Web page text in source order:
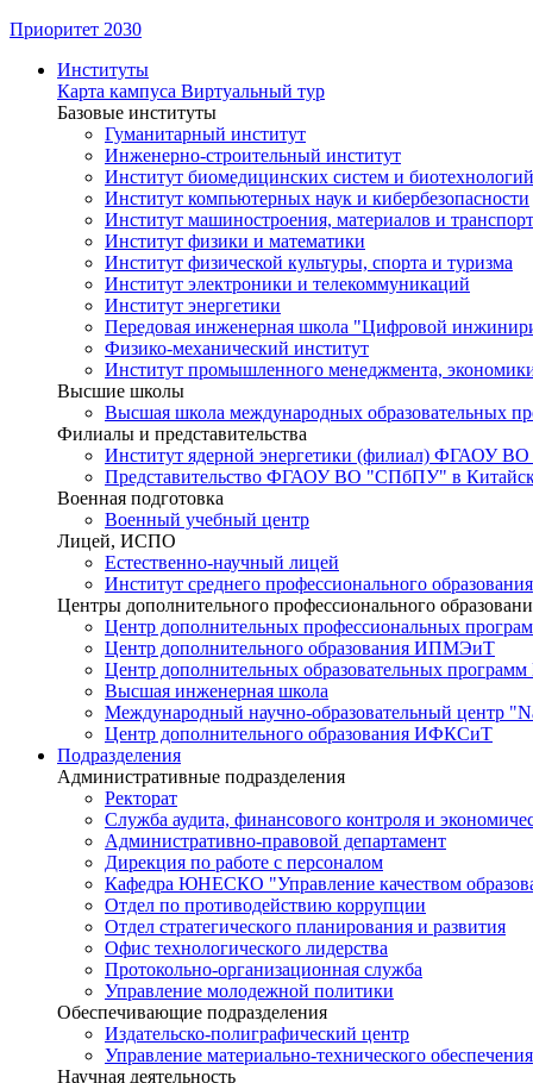
Приоритет 2030
Институты
Карта кампуса Виртуальный тур
Базовые институты
Гуманитарный институт
Инженерно-строительный институт
Институт биомедицинских систем и биотехнологий
Институт компьютерных наук и кибербезопасности
Институт машиностроения, материалов и
Институт физики и математики
Институт физической культуры, спорта и туризма
Институт электроники и телекоммуникаций
Институт энергетики
Передовая инженерная школа "Цифровой
Физико-механический институт
Институт промышленного менеджмента,
Высшие школы
Высшая школа международных образовательных
Филиалы и представительства
Институт ядерной энергетики (филиал) ФГАОУ
Представительство ФГАОУ ВО "СПбПУ" в
Военная подготовка
Военный учебный центр
Лицей, ИСПО
Естественно-научный лицей
Институт среднего профессионального образования
Центры дополнительного профессионального
Центр дополнительных профессиональных
Центр дополнительного образования ИПМЭиТ
Центр дополнительных образовательных
Высшая инженерная школа
Международный научно-образовательный центр
Центр дополнительного образования ИФКСиТ
Подразделения
Административные подразделения
Ректорат
Служба аудита, финансового контроля и
Административно-правовой департамент
Дирекция по работе с персоналом
Кафедра ЮНЕСКО "Управление качеством
Отдел по противодействию коррупции
Отдел стратегического планирования и развития
Офис технологического лидерства
Протокольно-организационная служба
Управление молодежной политики
Обеспечивающие подразделения
Издательско-полиграфический центр
Управление материально-технического обеспечения
Научная деятельность